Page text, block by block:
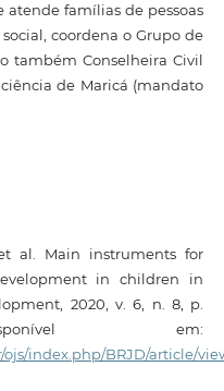
atende famílias de pessoas
coordena o Grupo de
também Conselheira Civil
de Maricá (mandato
et al. Main instruments for
in children in
2020, v. 6, n. 8, p.
em:
index.php/BRJD/article/